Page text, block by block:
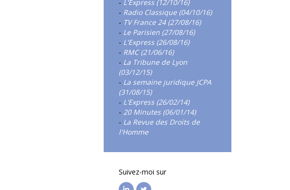
- L'Express (12/10/16)
- Radio Classique (04/10/16)
- TV France 24 (27/08/16)
- Le Parisien (27/08/16)
- L'Express (26/08/16)
- RMC (21/06/16)
- La Tribune de Lyon
(03/12/15)
- La semaine juridique JCPA
(31/08/15)
- L'Express (26/02/14)
- 20 Minutes (06/01/14)
- La Revue des Droits de
l'Homme
Suivez-moi sur